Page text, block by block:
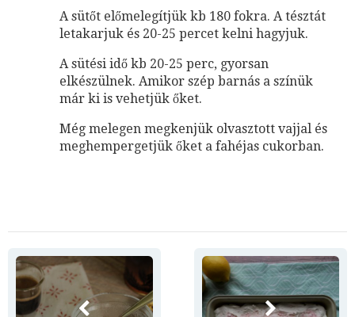
A sütőt előmelegítjük kb 180 fokra. A tésztát
letakarjuk és 20-25 percet kelni hagyjuk.
A sütési idő kb 20-25 perc, gyorsan
elkészülnek. Amikor szép barnás a színük
már ki is vehetjük őket.
Még melegen megkenjük olvasztott vajjal és
meghempergetjük őket a fahéjas cukorban.